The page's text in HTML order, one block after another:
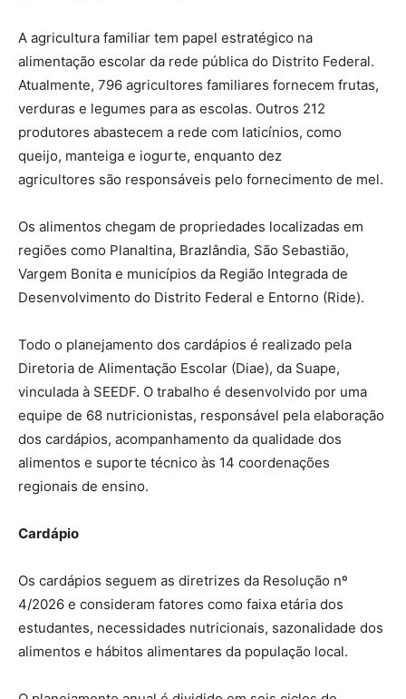
A agricultura familiar tem papel estratégico na
alimentação escolar da rede pública do Distrito Federal.
Atualmente, 796 agricultores familiares fornecem frutas,
verduras e legumes para as escolas. Outros 212
produtores abastecem a rede com laticínios, como
queijo, manteiga e iogurte, enquanto dez
agricultores são responsáveis pelo fornecimento de mel.
Os alimentos chegam de propriedades localizadas em
regiões como Planaltina, Brazlândia, São Sebastião,
Vargem Bonita e municípios da Região Integrada de
Desenvolvimento do Distrito Federal e Entorno (Ride).
Todo o planejamento dos cardápios é realizado pela
Diretoria de Alimentação Escolar (Diae), da Suape,
vinculada à SEEDF. O trabalho é desenvolvido por uma
equipe de 68 nutricionistas, responsável pela elaboração
dos cardápios, acompanhamento da qualidade dos
alimentos e suporte técnico às 14 coordenações
regionais de ensino.
Cardápio
Os cardápios seguem as diretrizes da Resolução nº
4/2026 e consideram fatores como faixa etária dos
estudantes, necessidades nutricionais, sazonalidade dos
alimentos e hábitos alimentares da população local.